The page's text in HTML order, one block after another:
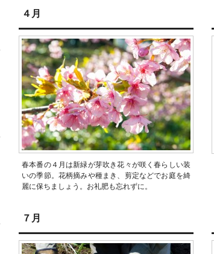
４月
春本番の４月は新緑が芽吹き花々が咲く春らしい装
いの季節。花柄摘みや種まき、剪定などでお庭を綺
麗に保ちましょう。お礼肥も忘れずに。
７月